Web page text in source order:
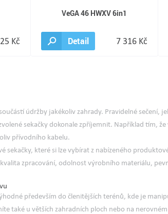
Kč
VeGA 46 HWXV 6in1
Detail 7 316 Kč
údržby jakékoliv zahrady. Pravidelné sečení,
sekačky dokonale zpříjemnit. Například tím,
přívodního kabelu.
sekačky, které si lze vybírat z nabízeného
zpracování, odolnost výrobního materiálu,
především do členitějších terénů, kde je
také u větších zahradních ploch nebo na